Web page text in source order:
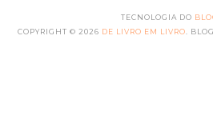
TECNOLOGIA DO
COPYRIGHT © 2026 DE LIVRO EM LIVRO .